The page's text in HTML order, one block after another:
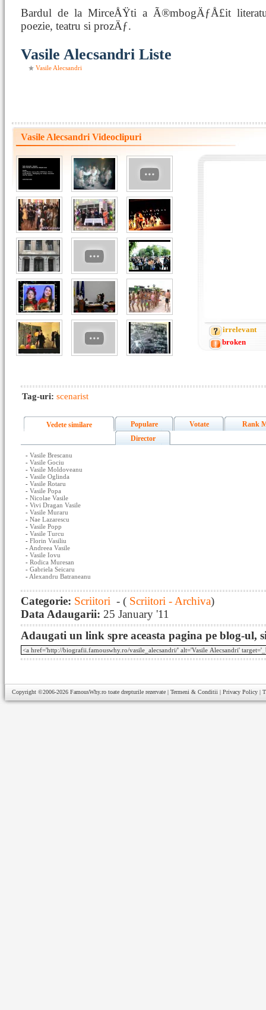
Bardul de la MirceÅŸti a Ã®mbogÄƒÅ£it
poezie, teatru si prozÄƒ.
Vasile Alecsandri Liste
Vasile Alecsandri
Vasile Alecsandri Videoclipuri
irrelevant
broken
Tag-uri: scenarist
Vedete similare Populare Votate
Rank
Director
- Vasile Brescanu
- Vasile Gociu
- Vasile Moldoveanu
- Vasile Oglinda
- Vasile Rotaru
- Vasile Popa
- Nicolae Vasile
- Vivi Dragan Vasile
- Vasile Muraru
- Nae Lazarescu
- Vasile Popp
- Vasile Turcu
- Florin Vasiliu
- Andreea Vasile
- Vasile Iovu
- Rodica Muresan
- Gabriela Seicaru
- Alexandru Batraneanu
Categorie: Scriitori - ( Scriitori - Archiva)
Data Adaugarii: 25 January '11
Adaugati un link spre aceasta pagina pe blog-ul,
Copyright ©2006-2026 FamousWhy.ro toate drepturile rezervate | Termeni & Conditii | Privacy Policy |